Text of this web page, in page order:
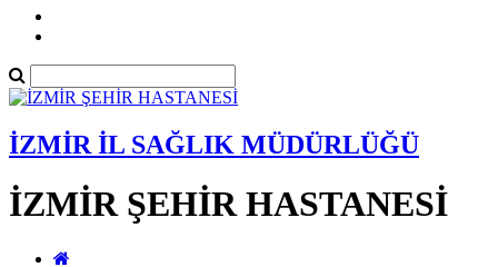
İZMİR İL SAĞLIK MÜDÜRLÜĞÜ
İZMİR ŞEHİR HASTANESİ